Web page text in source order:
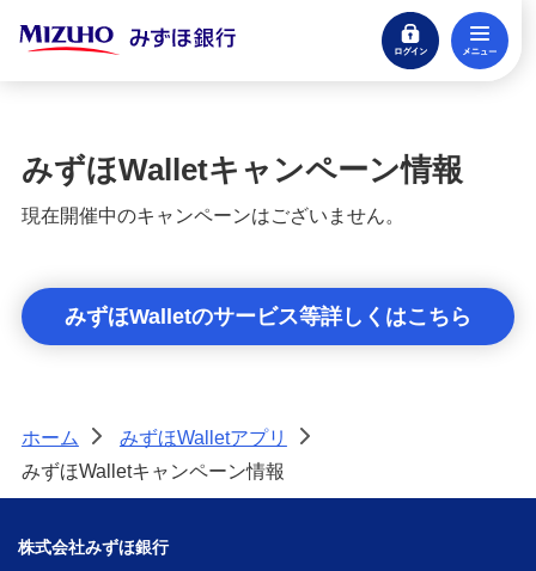
ログイン
閉じる
みずほJCBデビット（デビットカード）
すぐわかる！みずほWallet for Android
すぐわかる！みずほWallet for iOS
J-Coin Pay
その他決済・支払いサービス
みずほWalletキャンペーン情報
現在開催中のキャンペーンはございません。
みずほWalletのサービス等詳しくはこちら
ホーム > みずほWalletアプリ
>
みずほWalletキャンペーン情報
株式会社みずほ銀行